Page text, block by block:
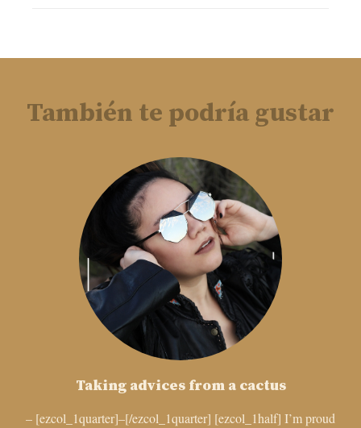
También te podría gustar
Taking advices from a cactus
– [ezcol_1quarter]–[/ezcol_1quarter] [ezcol_1half] I’m proud